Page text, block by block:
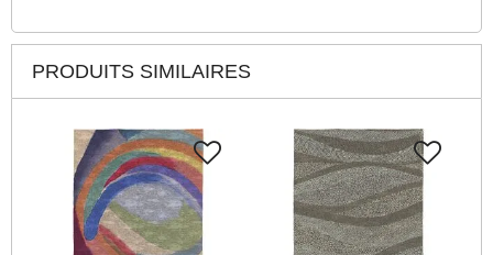
PRODUITS SIMILAIRES